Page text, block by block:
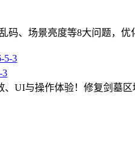
码、场景亮度等8大问题，
3
、UI与操作体验！修复剑墓